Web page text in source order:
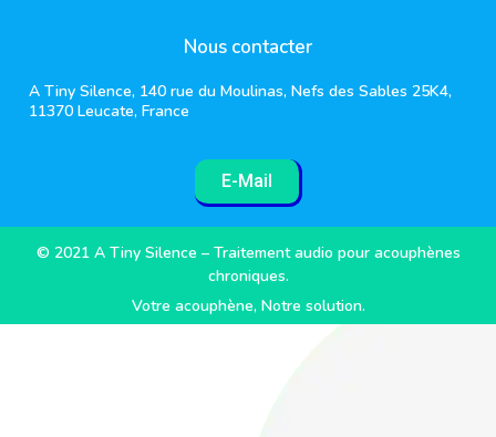
Nous contacter
A Tiny Silence, 140 rue du Moulinas, Nefs des Sables 25K4,
11370 Leucate, France
E-Mail
© 2021 A Tiny Silence – Traitement audio pour acouphènes
chroniques.
Votre acouphène, Notre solution.